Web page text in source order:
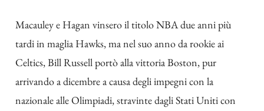
Macauley e Hagan vinsero il titolo NBA due anni più
tardi in maglia Hawks, ma nel suo anno da rookie ai
Celtics, Bill Russell portò alla vittoria Boston, pur
arrivando a dicembre a causa degli impegni con la
nazionale alle Olimpiadi, stravinte dagli Stati Uniti con